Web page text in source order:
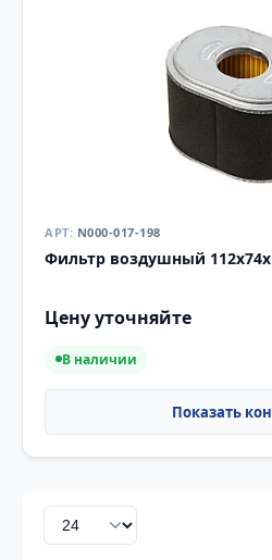
N000-017-198
Фильтр воздушный
Цену уточняйте
В наличии